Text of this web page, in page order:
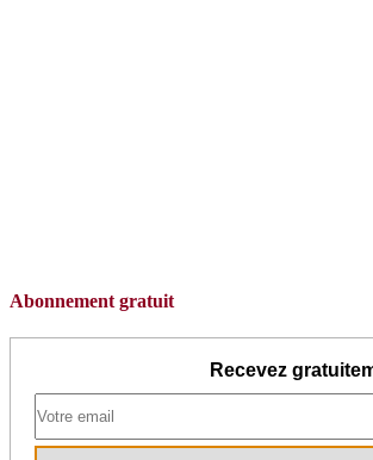
Abonnement gratuit
Recevez